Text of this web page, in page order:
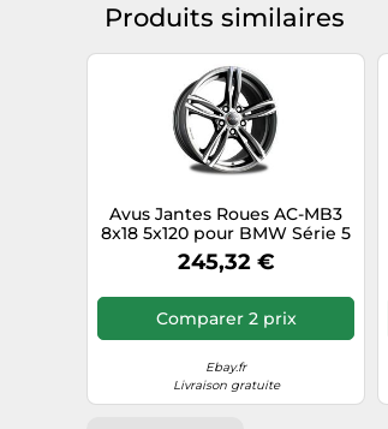
Produits similaires
Avus Jantes Roues AC-MB3
8x18 5x120 pour BMW Série 5
Active Hybrid Anthraci 25A
245,32 €
Comparer 2 prix
Ebay.fr
Livraison gratuite